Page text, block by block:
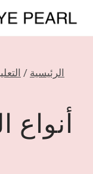
التجاوز
إلى
الرئيسية /
أنواع